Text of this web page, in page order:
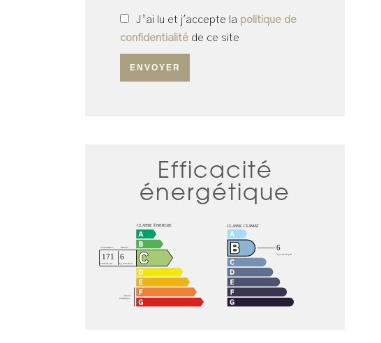
J’ai lu et j'accepte la politique de
confidentialité de ce site
ENVOYER
Efficacité
énergétique